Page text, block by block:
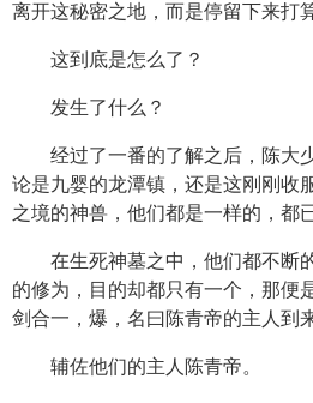
离开这秘密之地，而是停留下来打
这到底是怎么了？
发生了什么？
经过了一番的了解之后，陈大
论是九婴的龙潭镇，还是这刚刚收
之境的神兽，他们都是一样的，都
在生死神墓之中，他们都不断
的修为，目的却都只有一个，那便
剑合一，爆，名曰陈青帝的主人到来
辅佐他们的主人陈青帝。